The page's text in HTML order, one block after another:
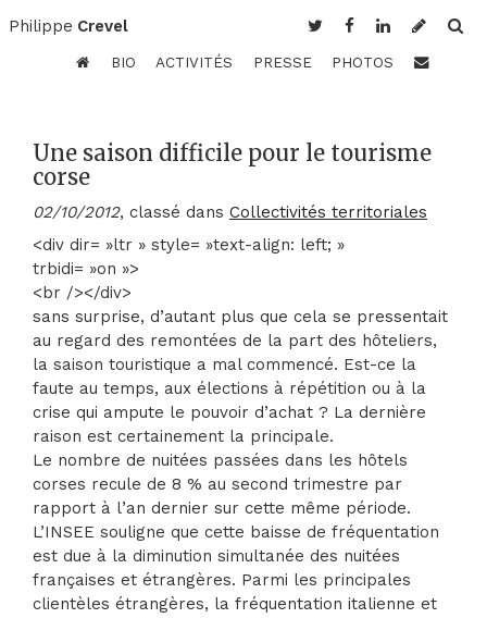
Philippe Crevel
BIO ACTIVITÉS PRESSE PHOTOS
Une saison difficile pour le tourisme
corse
02/10/2012, classé dans Collectivités territoriales
<div dir= »ltr » style= »text-align: left; »
trbidi= »on »>
<br /></div>
sans surprise, d’autant plus que cela se pressentait
au regard des remontées de la part des hôteliers,
la saison touristique a mal commencé. Est-ce la
faute au temps, aux élections à répétition ou à la
crise qui ampute le pouvoir d’achat ? La dernière
raison est certainement la principale.
Le nombre de nuitées passées dans les hôtels
corses recule de 8 % au second trimestre par
rapport à l’an dernier sur cette même période.
L’INSEE souligne que cette baisse de fréquentation
est due à la diminution simultanée des nuitées
françaises et étrangères. Parmi les principales
clientèles étrangères, la fréquentation italienne et